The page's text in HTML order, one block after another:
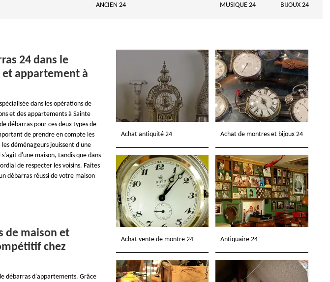
ANCIEN 24
MUSIQUE 24
BIJOUX 24
24 dans le
appartement à
dans les opérations de
et des appartements à Sainte
débarras pour ces deux types de
de prendre en compte les
déménageurs jouissent d'une
d'une maison, tandis que dans
de respecter les voisins. Faites
débarras réussi de votre maison
de maison et
chez
débarras d'appartements. Grâce
Achat antiquité 24 Achat de montres et bijoux 24
Achat vente de montre 24 Antiquaire 24